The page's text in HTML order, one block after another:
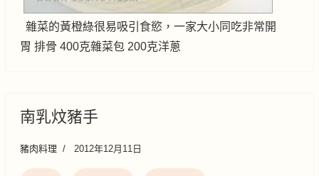
雜菜的黃橙綠很易吸引食慾，一家大小同吃非常開
胃 排骨 400克雜菜包 200克洋蔥
南乳炆豬手
豬肉料理 2012年12月11日